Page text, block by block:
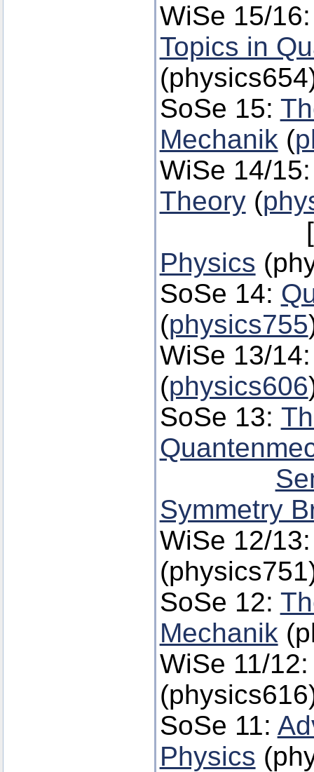
WiSe 15/
Topics in
(physics654
SoSe 15:
Mechanik (
WiSe 14/
Theory(
Physics
SoSe 14:
(physics755
WiSe 13/
(physics606
SoSe 13:
Symmetry
WiSe 12/
SoSe 12:
Mechanik
WiSe 11/
SoSe 11:
Physics